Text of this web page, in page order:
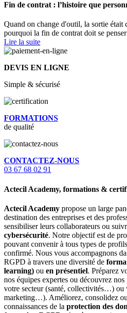
Fin de contrat : l’histoire que
Quand on change d'outil, la sortie était
pourquoi la fin de contrat doit se
Lire la suite
DEVIS EN LIGNE
Simple & sécurisé
FORMATIONS
de qualité
CONTACTEZ-NOUS
03 67 68 02 91
Actecil Academy, formations &
Actecil Academy propose un large
destination des entreprises et des
sensibiliser leurs collaborateurs ou
cybersécurité. Notre objectif est de
pouvant convenir à tous types de
confirmé. Nous vous accompagnons
RGPD à travers une diversité de
learning) ou en présentiel. Préparez
nos équipes expertes ou découvrez
votre secteur (santé, collectivités…) ou
marketing…). Améliorez, consolidez
connaissances de la protection des